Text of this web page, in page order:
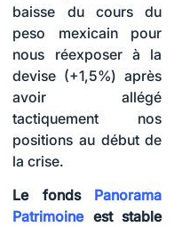
baisse du cours du
peso mexicain pour
nous réexposer à la
devise (+1,5%) après
avoir allégé
tactiquement nos
positions au début de
la crise.
Le fonds Panorama
Patrimoineest stable